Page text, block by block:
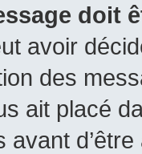
doit
avoir
des
ait placé